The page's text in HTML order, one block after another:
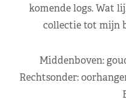
komende logs. Wat
collectie tot mijn
Middenboven:
Rechtsonder: